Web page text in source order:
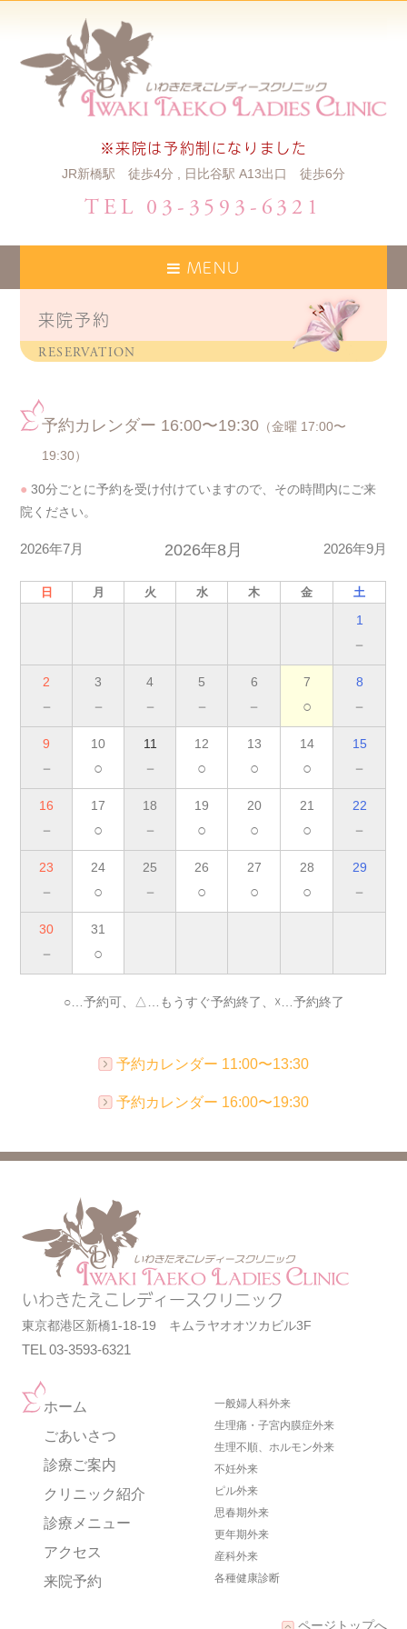
※来院は予約制になりました
JR新橋駅 徒歩4分 , 日比谷駅 A13出口 徒歩6分
TEL 03-3593-6321
MENU
来院予約
RESERVATION
予約カレンダー 16:00〜19:30 （金曜 17:00〜
19:30）
● 30分ごとに予約を受け付けていますので、その時間内にご来
院ください。
2026年8月
日 月 火 水 木 金 土
1
－
2
－
3
－
4
－
5
－
6
－
7
○
8
－
9
－
10
○
11
－
12
○
13
○
14
○
15
－
16
－
17
○
18
－
19
○
20
○
21
○
22
－
23
－
24
○
25
－
26
○
27
○
28
○
29
－
30
－
31
○
2026年7月 2026年9月
○…予約可、△…もうすぐ予約終了、☓…予約終了
予約カレンダー 11:00〜13:30
予約カレンダー 16:00〜19:30
いわきたえこレディースクリニック
東京都港区新橋1-18-19 キムラヤオオツカビル3F
TEL 03-3593-6321
ホーム
ごあいさつ
診療ご案内
クリニック紹介
診療メニュー
アクセス
来院予約
一般婦人科外来
生理痛・子宮内膜症外来
生理不順、ホルモン外来
不妊外来
ピル外来
思春期外来
更年期外来
産科外来
各種健康診断
ページトップへ